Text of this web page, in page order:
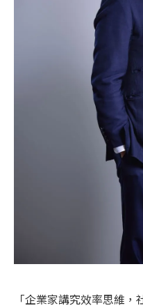
「企業家講究效率思維